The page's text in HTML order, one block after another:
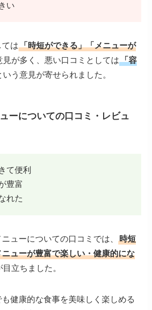
い
ては「時短ができる」「メニューが
見が多く、悪い口コミとしては「容
いう意見が寄せられました。
ーについての口コミ・レビュ
て便利
豊富
れた
ニューについての口コミでは、時短
ューが豊富で楽しい・健康的にな
立ちました。
健康的な食事を美味しく楽しめる